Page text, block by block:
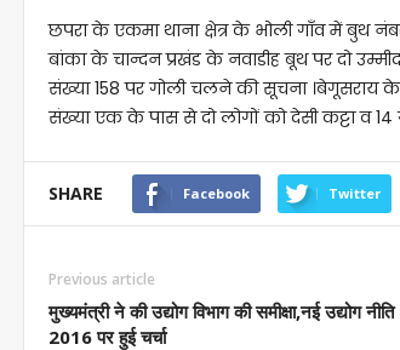
छपरा के एकमा थाना क्षेत्र के भोली गाँव में बुथ
बांका के चान्दन प्रखंड के नवाडीह बूथ पर दो
संख्या 158 पर गोली चलने की सूचना ।बेगूसराय
संख्या एक के पास से दो लोगों को देसी कट्टा व 14
SHARE Facebook Twitter
Previous article
मुख्यमंत्री ने की उद्योग विभाग की समीक्षा,नई उद्योग नीति
2016 पर हुई चर्चा